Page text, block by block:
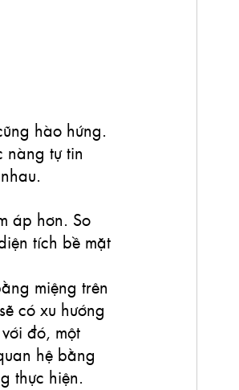
hào hứng.
nàng tự tin
áp hơn. So
tích bề mặt
miệng trên
có xu hướng
đó, một
hệ bằng
thực hiện.